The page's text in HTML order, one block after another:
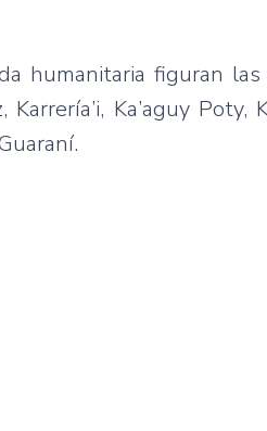
humanitaria figuran las
Ka’aguy Poty,